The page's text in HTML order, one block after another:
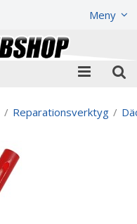
Meny
/ Reparationsverktyg /